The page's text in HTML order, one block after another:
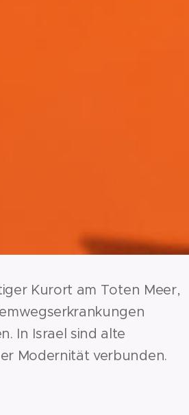
Kurort am Toten Meer,
In Israel sind alte
Modernität verbunden.